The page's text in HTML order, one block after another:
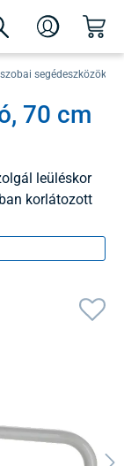
segédeszközök
70 cm
leüléskor
korlátozott